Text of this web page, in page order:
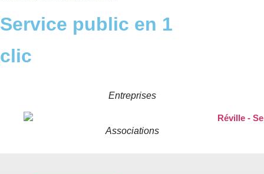
Service public en 1
clic
Entreprises
Associations